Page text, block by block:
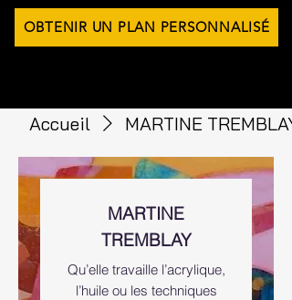
OBTENIR UN PLAN PERSONNALISÉ
Accueil MARTINE TREMBLAY
MARTINE
TREMBLAY
Qu’elle travaille l’acrylique,
l’huile ou les techniques